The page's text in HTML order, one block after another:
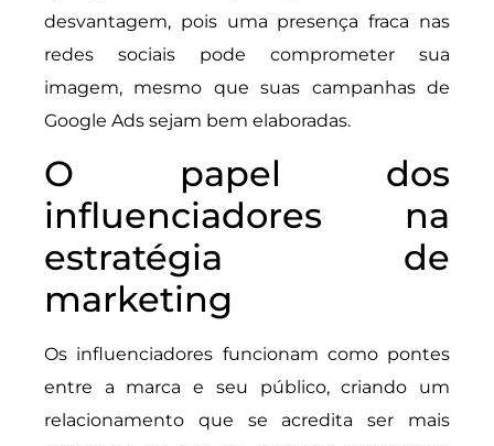
desvantagem, pois uma presença fraca nas
redes sociais pode comprometer sua
imagem, mesmo que suas campanhas de
Google Ads sejam bem elaboradas.
O papel dos
influenciadores na
estratégia de
marketing
Os influenciadores funcionam como pontes
entre a marca e seu público, criando um
relacionamento que se acredita ser mais